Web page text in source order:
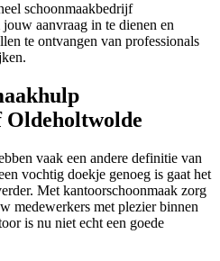
schoonmaakbedrijf
aanvraag in te dienen en
te ontvangen van professionals
Oldeholtwolde
vaak een andere definitie van
vochtig doekje genoeg is gaat het
Met kantoorschoonmaak zorg
medewerkers met plezier binnen
is nu niet echt een goede